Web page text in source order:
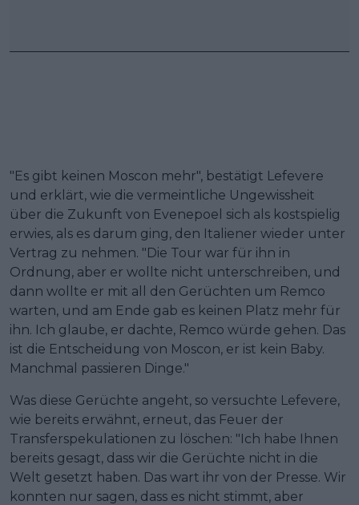
"Es gibt keinen Moscon mehr", bestätigt Lefevere
und erklärt, wie die vermeintliche Ungewissheit
über die Zukunft von Evenepoel sich als kostspielig
erwies, als es darum ging, den Italiener wieder unter
Vertrag zu nehmen. "Die Tour war für ihn in
Ordnung, aber er wollte nicht unterschreiben, und
dann wollte er mit all den Gerüchten um Remco
warten, und am Ende gab es keinen Platz mehr für
ihn. Ich glaube, er dachte, Remco würde gehen. Das
ist die Entscheidung von Moscon, er ist kein Baby.
Manchmal passieren Dinge."
Was diese Gerüchte angeht, so versuchte Lefevere,
wie bereits erwähnt, erneut, das Feuer der
Transferspekulationen zu löschen: "Ich habe Ihnen
bereits gesagt, dass wir die Gerüchte nicht in die
Welt gesetzt haben. Das wart ihr von der Presse. Wir
konnten nur sagen, dass es nicht stimmt, aber